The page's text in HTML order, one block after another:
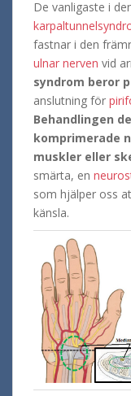
De vanligaste i
fastnar i den
ulnar nerven vid
syndrom beror
anslutning för
Behandlingen
komprimerade
muskler eller
smärta, en
som hjälper oss
känsla.